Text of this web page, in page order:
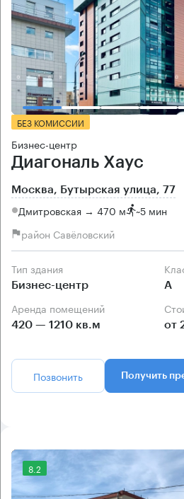
БЕЗ КОМИССИИ
Бизнес-центр
Диагональ Хаус
Москва, Бутырская улица, 77
Дмитровская → 470 м ~5 мин
район Савёловский
Тип здания
Бизнес-центр А
Аренда помещений
420 — 1210 кв.м от
Позвонить Получить
8.2